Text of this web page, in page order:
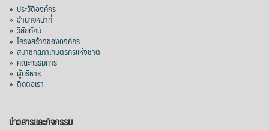
» ประวัติองค์กร
» อำนาจหน้าที่
» วิสัยทัศน์
» โครงสร้างขององค์กร
» สมาชิกสภาเกษตรกรแห่งชาติ
» คณะกรรมการ
» ผู้บริหาร
» ติดต่อเรา
ข่าวสารและกิจกรรม